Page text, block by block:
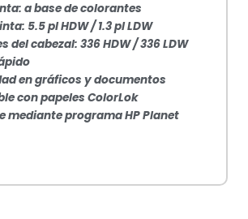
a base de colorantes
5.5 pl HDW / 1.3 pl LDW
del cabezal: 336 HDW / 336 LDW
en gráficos y documentos
con papeles ColorLok
mediante programa HP Planet